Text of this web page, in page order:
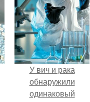
состояния сосудов
и работы сердца.
У вич и рака
обнаружили
одинаковый